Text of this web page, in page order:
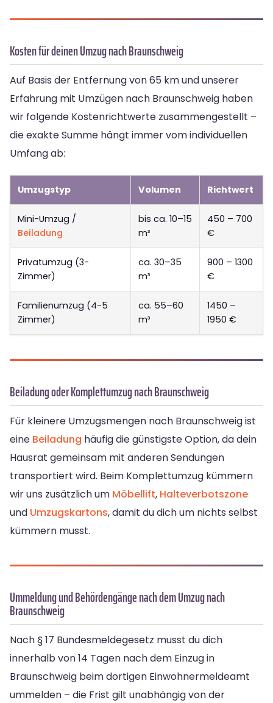
Kosten für deinen Umzug nach Braunschweig
Auf Basis der Entfernung von 65 km und unserer
Erfahrung mit Umzügen nach Braunschweig haben
wir folgende Kostenrichtwerte zusammengestellt –
die exakte Summe hängt immer vom individuellen
Umfang ab:
Umzugstyp Volumen Richtwert
Mini-Umzug /
Beiladung
bis ca. 10–15
m³
450 – 700
€
Privatumzug (3-
Zimmer)
ca. 30–35
m³
900 – 1300
€
Familienumzug (4-5
Zimmer)
ca. 55–60
m³
1450 –
1950 €
Beiladung oder Komplettumzug nach Braunschweig
Für kleinere Umzugsmengen nach Braunschweig ist
eine Beiladung häufig die günstigste Option, da dein
Hausrat gemeinsam mit anderen Sendungen
transportiert wird. Beim Komplettumzug kümmern
wir uns zusätzlich um Möbellift, Halteverbotszone
und Umzugskartons, damit du dich um nichts selbst
kümmern musst.
Ummeldung und Behördengänge nach dem Umzug nach
Braunschweig
Nach § 17 Bundesmeldegesetz musst du dich
innerhalb von 14 Tagen nach dem Einzug in
Braunschweig beim dortigen Einwohnermeldeamt
ummelden – die Frist gilt unabhängig von der